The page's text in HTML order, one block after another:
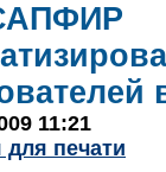
11:21
для печати